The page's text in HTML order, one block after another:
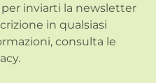
inviarti la newsletter
in qualsiasi
consulta le